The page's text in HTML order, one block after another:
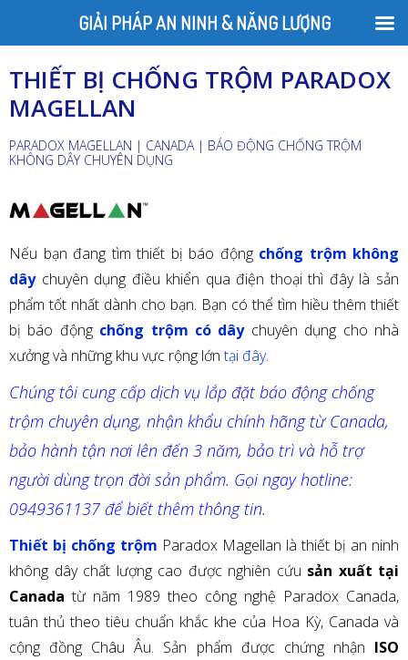
THIẾT BỊ CHỐNG TRỘM PARADOX
MAGELLAN
PARADOX MAGELLAN | CANADA | BÁO ĐỘNG CHỐNG TRỘM
KHÔNG DÂY CHUYÊN DỤNG
Nếu bạn đang tìm thiết bị báo động chống trộm không
dâychuyên dụng điều khiển qua điện thoại thì đây là sản
phẩm tốt nhất dành cho bạn. Bạn có thể tìm hiều thêm thiết
bị báo động chống trộm có dâychuyên dụng cho nhà
xưởng và những khu vực rộng lớntại đây.
Chúng tôi cung cấp dịch vụ lắp đặt báo động chống
trộm chuyên dụng, nhận khẩu chính hãng từ Canada,
bảo hành tận nơi lên đến 3 năm, bảo trì và hỗ trợ
người dùng trọn đời sản phẩm. Gọi ngay hotline:
0949361137 để biết thêm thông tin.
Thiết bị chống trộm Paradox Magellan là thiết bị an ninh
không dây chất lượng cao được nghiên cứu sản xuất tại
Canada từ năm 1989 theo công nghệ Paradox Canada,
tuân thủ theo tiêu chuẩn khắc khe của Hoa Kỳ, Canada và
cộng đồng Châu Âu. Sản phẩm được chứng nhận ISO
GIẢI PHÁP AN NINH & NĂNG LƯỢNG